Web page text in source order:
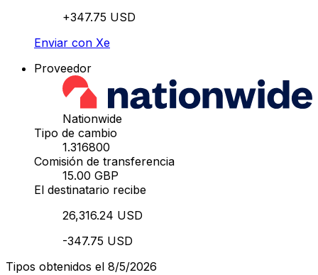
+347.75 USD
Enviar con Xe
Proveedor
Nationwide
Tipo de cambio
1.316800
Comisión de transferencia
15.00 GBP
El destinatario recibe
26,316.24 USD
-347.75 USD
Tipos obtenidos el 8/5/2026